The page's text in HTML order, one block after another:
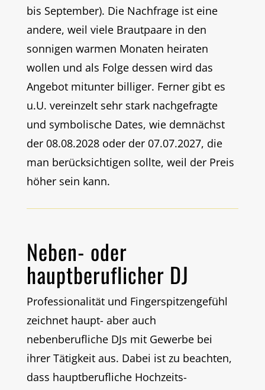
bis September). Die Nachfrage ist eine
andere, weil viele Brautpaare in den
sonnigen warmen Monaten heiraten
wollen und als Folge dessen wird das
Angebot mitunter billiger. Ferner gibt es
u.U. vereinzelt sehr stark nachgefragte
und symbolische Dates, wie demnächst
der 08.08.2028 oder der 07.07.2027, die
man berücksichtigen sollte, weil der Preis
höher sein kann.
Neben- oder
hauptberuflicher DJ
Professionalität und Fingerspitzengefühl
zeichnet haupt- aber auch
nebenberufliche DJs mit Gewerbe bei
ihrer Tätigkeit aus. Dabei ist zu beachten,
dass hauptberufliche Hochzeits-